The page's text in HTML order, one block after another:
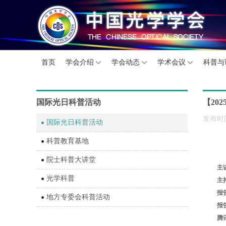
首页 学会介绍 学会动态 学术会议 科普与
国际光日科普活动
国际光日科普活动
科普教育基地
院士科普大讲堂
光学科普
地方专委会科普活动
【
发布时
主
主
报
报
腾